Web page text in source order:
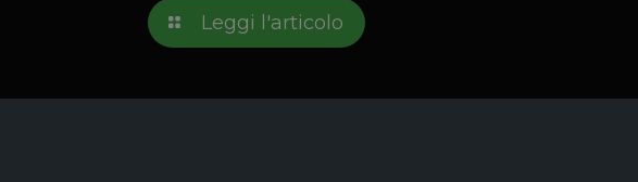
Leggi l'articolo